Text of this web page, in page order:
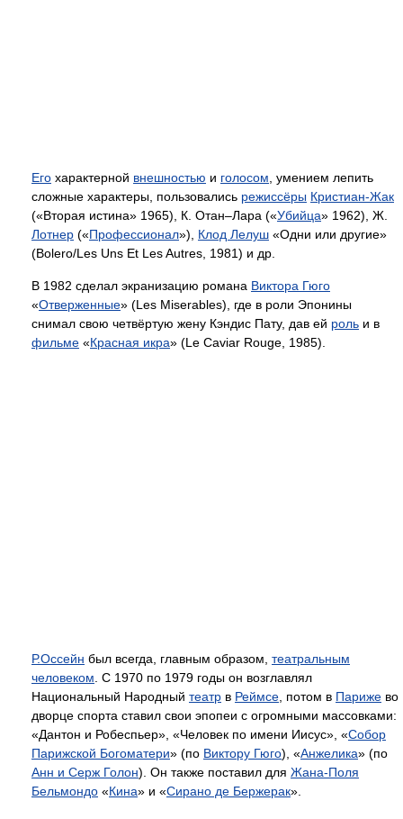
Его характерной внешностью и голосом , умением лепить
сложные характеры, пользовались режиссёры Кристиан-Жак
(«Вторая истина» 1965), К. Отан–Лара («Убийца» 1962), Ж.
Лотнер («Профессионал»), Клод Лелуш «Одни или другие»
(Bolero/Les Uns Et Les Autres, 1981) и др.
В 1982 сделал экранизацию романа Виктора Гюго
«Отверженные» (Les Miserables), где в роли Эпонины
снимал свою четвёртую жену Кэндис Пату, дав ей роль и в
фильме «Красная икра» (Le Caviar Rouge, 1985).
Р.Оссейн был всегда, главным образом, театральным
человеком . С 1970 по 1979 годы он возглавлял
Национальный Народный театр в Реймсе , потом в Париже во
дворце спорта ставил свои эпопеи с огромными массовками:
«Дантон и Робеспьер», «Человек по имени Иисус», «Собор
Парижской Богоматери» (по Виктору Гюго), «Анжелика» (по
Анн и Серж Голон). Он также поставил для Жана-Поля
Бельмондо «Кина» и «Сирано де Бержерак».